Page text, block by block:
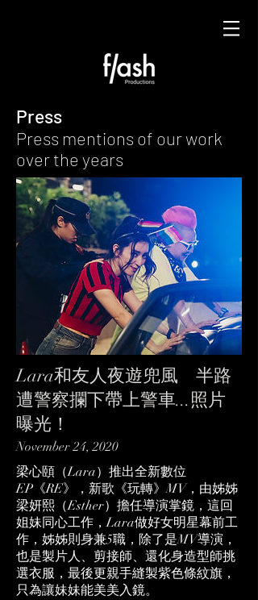
Press
Press mentions of our work
over the years
Lara和友人夜遊兜風 半路
遭警察攔下帶上警車...照片
曝光！
November 24, 2020
梁心頤（Lara）推出全新數位
EP《RE》，新歌《玩轉》MV，由姊姊
梁妍熙（Esther）擔任導演掌鏡，這回
姐妹同心工作，Lara做好女明星幕前工
作，姊姊則身兼5職，除了是MV導演，
也是製片人、剪接師、還化身造型師挑
選衣服，最後更親手縫製紫色條紋旗，
只為讓妹妹能美美入鏡。